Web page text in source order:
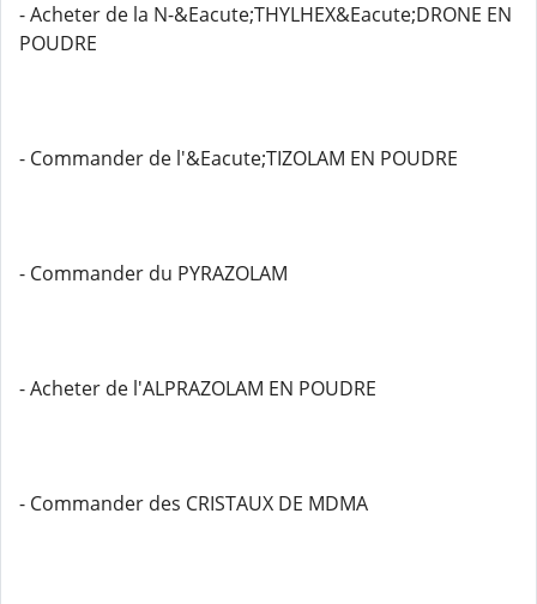
- Acheter de la N-&Eacute;THYLHEX&Eacute;DRONE EN
POUDRE
- Commander de l'&Eacute;TIZOLAM EN POUDRE
- Commander du PYRAZOLAM
- Acheter de l'ALPRAZOLAM EN POUDRE
- Commander des CRISTAUX DE MDMA